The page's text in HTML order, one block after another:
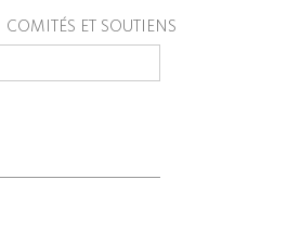
COMITÉS ET SOUTIENS